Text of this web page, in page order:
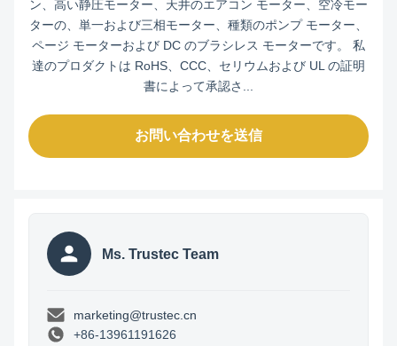
ン、高い静圧モーター、天井のエアコン モーター、空冷モー
ターの、単一および三相モーター、種類のポンプ モーター、
ページ モーターおよび DC のブラシレス モーターです。 私
達のプロダクトは RoHS、CCC、セリウムおよび UL の証明
書によって承認さ...
お問い合わせを送信
Ms. Trustec Team
marketing@trustec.cn
+86-13961191626